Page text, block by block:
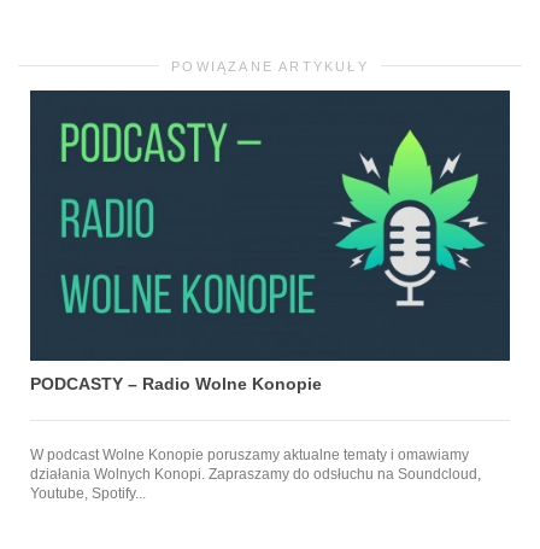
POWIĄZANE ARTYKUŁY
PODCASTY – Radio Wolne Konopie
W podcast Wolne Konopie poruszamy aktualne tematy i omawiamy
działania Wolnych Konopi. Zapraszamy do odsłuchu na Soundcloud,
Youtube, Spotify...